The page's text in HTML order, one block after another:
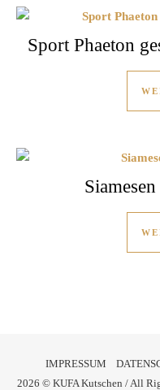
Sport Phaeton
IMPRESSUM
2026 © KUFA Kutschen / All